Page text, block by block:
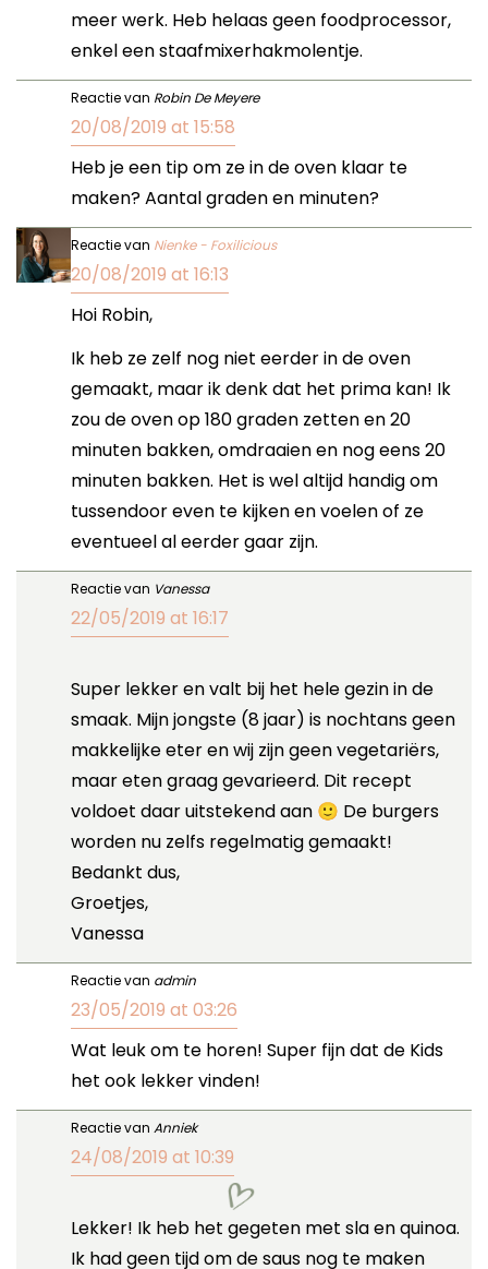
meer werk. Heb helaas geen foodprocessor,
enkel een staafmixerhakmolentje.
Reactie van Robin De Meyere
20/08/2019 at 15:58
Heb je een tip om ze in de oven klaar te
maken? Aantal graden en minuten?
Reactie van Nienke - Foxilicious
20/08/2019 at 16:13
Hoi Robin,
Ik heb ze zelf nog niet eerder in de oven
gemaakt, maar ik denk dat het prima kan! Ik
zou de oven op 180 graden zetten en 20
minuten bakken, omdraaien en nog eens 20
minuten bakken. Het is wel altijd handig om
tussendoor even te kijken en voelen of ze
eventueel al eerder gaar zijn.
Reactie van Vanessa
22/05/2019 at 16:17
Super lekker en valt bij het hele gezin in de
smaak. Mijn jongste (8 jaar) is nochtans geen
makkelijke eter en wij zijn geen vegetariërs,
maar eten graag gevarieerd. Dit recept
voldoet daar uitstekend aan 🙂 De burgers
worden nu zelfs regelmatig gemaakt!
Bedankt dus,
Groetjes,
Vanessa
Reactie van admin
23/05/2019 at 03:26
Wat leuk om te horen! Super fijn dat de Kids
het ook lekker vinden!
Reactie van Anniek
24/08/2019 at 10:39
Lekker! Ik heb het gegeten met sla en quinoa.
Ik had geen tijd om de saus nog te maken